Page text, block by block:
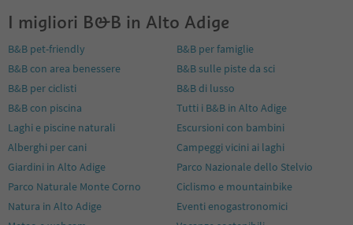
11
12
13
14
16
17
18
19
21
I migliori B&B in Alto Adige
B&B pet-friendly
B&B per famiglie
B&B con area benessere
B&B sulle piste da sci
B&B per ciclisti
B&B di lusso
B&B con piscina
Tutti i B&B in Alto Adige
Laghi e piscine naturali
Escursioni con bambini
Alberghi per cani
Campeggi vicini ai laghi
Giardini in Alto Adige
Parco Nazionale dello Stelvio
Parco Naturale Monte Corno
Ciclismo e mountainbike
Natura in Alto Adige
Eventi enogastronomici